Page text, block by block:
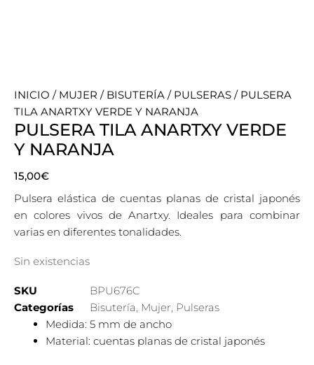
INICIO / MUJER / BISUTERÍA / PULSERAS / PULSERA
TILA ANARTXY VERDE Y NARANJA
PULSERA TILA ANARTXY VERDE
Y NARANJA
15,00€
Pulsera elástica de cuentas planas de cristal japonés
en colores vivos de Anartxy. Ideales para combinar
varias en diferentes tonalidades.
Sin existencias
SKU
BPU676C
Categorías
Bisutería, Mujer, Pulseras
Medida: 5 mm de ancho
Material: cuentas planas de cristal japonés